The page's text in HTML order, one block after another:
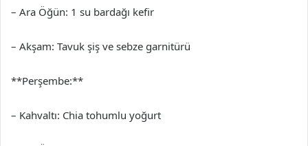
– Ara Öğün: 1 su bardağı kefir
– Akşam: Tavuk şiş ve sebze garnitürü
**Perşembe:**
– Kahvaltı: Chia tohumlu yoğurt